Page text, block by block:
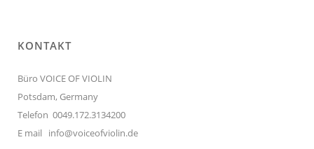
KONTAKT
Büro VOICE OF VIOLIN
Potsdam, Germany
Telefon 0049.172.3134200
E mail info@voiceofviolin.de